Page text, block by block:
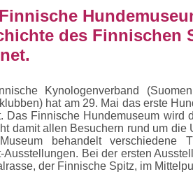
des Finnischen
Kynologenverband
hat am 29. Mai das erste
Das Finnische Hundemuseum wird
damit allen Besuchern rund um die
Museum behandelt verschiedene
Ausstellungen. Bei der ersten
der Finnische Spitz, im